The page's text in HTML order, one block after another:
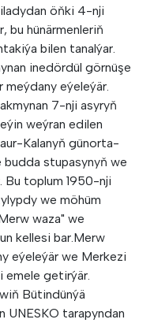
öňki 4-nji
bu hünärmenleriň
bilen tanalýar.
inedördül görnüşe
eýeleýär.
7-nji asyryň
weýran edilen
Kalanyň günorta-
budda stupasynyň we
Bu toplum 1950-nji
we möhüm
waza" we
kellesi bar.Merw
eýeleýär we Merkezi
emele getirýär.
Bütindünýä
UNESKO tarapyndan